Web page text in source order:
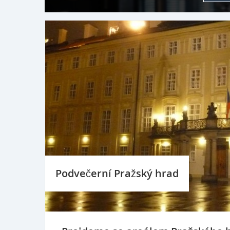
Podvečerní Pražský hrad